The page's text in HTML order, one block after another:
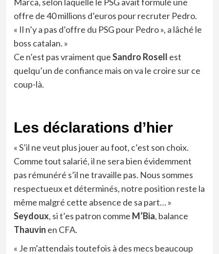
offre de 40 millions d’euros pour recruter Pedro.
« Il n’y a pas d’offre du PSG pour Pedro », a lâché le
boss catalan. »
Ce n’est pas vraiment queSandro Rosell est
quelqu’un de confiance mais on va le croire sur ce
coup-là.
Les déclarations d’hier
« S’il ne veut plus jouer au foot, c’est son choix.
Comme tout salarié, il ne sera bien évidemment
pas rémunéré s’il ne travaille pas. Nous sommes
respectueux et déterminés, notre position reste la
même malgré cette absence de sa part… »
Seydoux, si t’es patron comme M’Bia, balance
Thauvin en CFA.
« Je m’attendais toutefois à des mecs beaucoup